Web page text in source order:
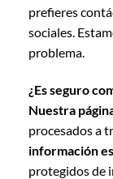
prefieres
sociales.
problema.
¿Es seguro
Nuestra
procesados a
información
protegidos de